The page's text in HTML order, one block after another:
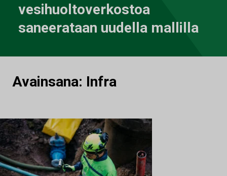
vesihuoltoverkostoa
saneerataan uudella mallilla
Avainsana: Infra